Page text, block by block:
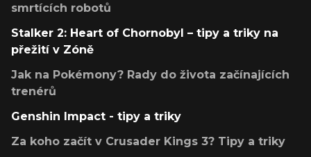
smrtících robotů
Stalker 2: Heart of Chornobyl – tipy a triky na
přežití v Zóně
Jak na Pokémony? Rady do života začínajících
trenérů
Genshin Impact - tipy a triky
Za koho začít v Crusader Kings 3? Tipy a triky